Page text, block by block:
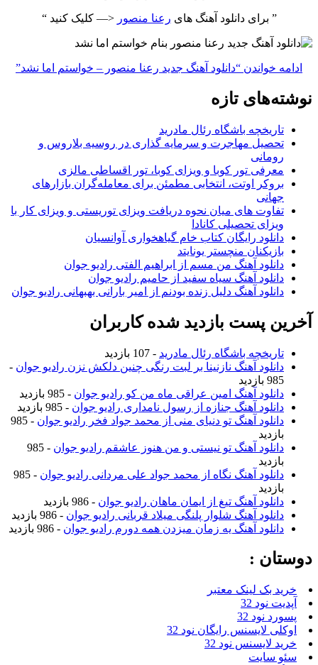
” برای دانلود آهنگ های رعنا منصور <— کلیک کنید “
ادامه خواندن “دانلود آهنگ جدید رعنا منصور – خواستم اما نشد”
نوشته‌های تازه
تاریخچه باشگاه رئال مادرید
تحصیل مهاجرت و سرمایه گذاری در روسیه بلاروس و
رومانی
معرفی تور کوبا و ویزای کوبا، تور اقساطی مالزی
بروکر اوتت، انتخابی مطمئن برای معامله‌گران بازارهای
جهانی
تفاوت های میان نحوه دریافت ویزای توریستی و ویزای کار با
ویزای تحصیلی کانادا
دانلود رایگان کتاب خام گیاهخواری آوانسیان
بازیکنان منچستر یونایتد
دانلود آهنگ من مسم از ابراهیم الفتی رادیو جوان
دانلود آهنگ سیاه سفید از حامیم رادیو جوان
دانلود آهنگ دلیل زنده بودنم از امیر بارانی بهبهانی رادیو جوان
آخرین پست بازدید شده کاربران
تاریخچه باشگاه رئال مادرید - 107 بازدید
دانلود آهنگ نازنینا بر لبت رنگی چنین دلکش نزن رادیو جوان -
985 بازدید
دانلود آهنگ امین عراقی ماه من کو رادیو جوان - 985 بازدید
دانلود آهنگ جنازه از رسول نامداری رادیو جوان - 985 بازدید
دانلود آهنگ تو دنیای منی از محمد جواد فخر رادیو جوان
- 985
بازدید
دانلود آهنگ تو نیستی و من هنوز عاشقم رادیو جوان
- 985
بازدید
دانلود آهنگ نگاه از محمد جواد علی مردانی رادیو جوان
- 985
بازدید
دانلود آهنگ تیغ از ایمان ماهان رادیو جوان - 986 بازدید
دانلود آهنگ شلوار پلنگی میلاد قربانی رادیو جوان - 986 بازدید
دانلود آهنگ یه زمان میزدن همه دورم رادیو جوان - 986 بازدید
دوستان :
خرید بک لینک معتبر
آپدیت نود 32
پسورد نود 32
اوکلی لایسنس رایگان نود 32
خرید لایسنس نود 32
سئو سایت